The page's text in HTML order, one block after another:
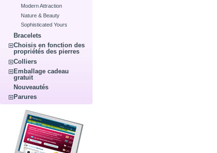
Modern Attraction
Nature & Beauty
Sophisticated Yours
Bracelets
Choisis en fonction des
propriétés des pierres
Colliers
Emballage cadeau
gratuit
Nouveautés
Parures